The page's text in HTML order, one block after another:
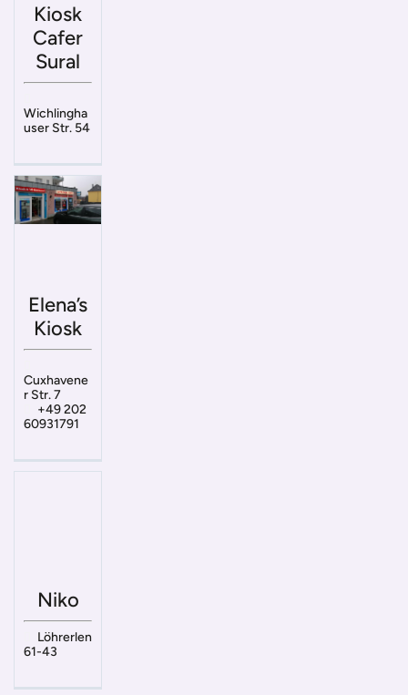
Kiosk
Cafer
Sural
Wichlingha
user Str. 54
Elena’s
Kiosk
Cuxhavene
r Str. 7
+49 202
60931791
Niko
Löhrerlen
61-43